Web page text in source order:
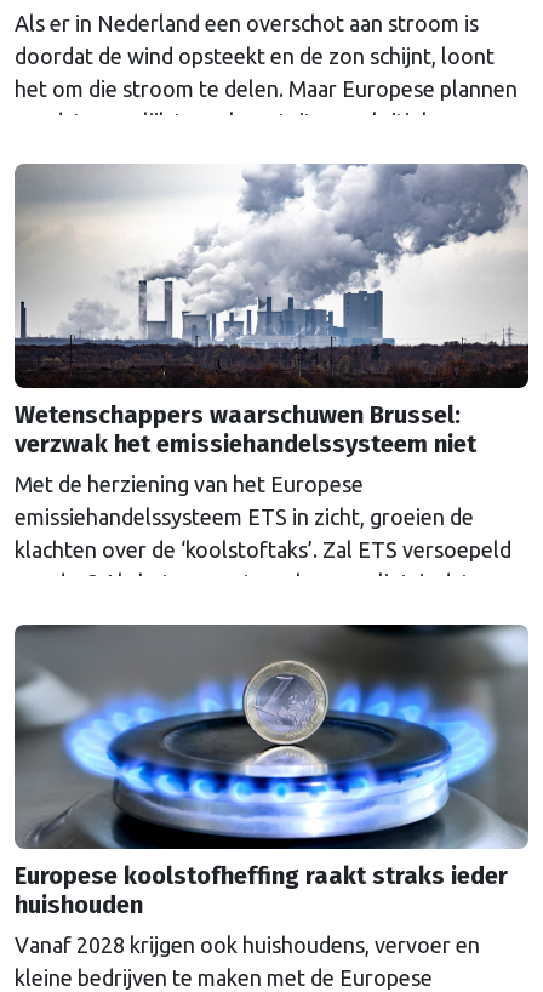
Als er in Nederland een overschot aan stroom is
doordat de wind opsteekt en de zon schijnt, loont
het om die stroom te delen. Maar Europese plannen
om dat mogelijk te maken stuiten op kritiek.
Wetenschappers waarschuwen Brussel:
verzwak het emissiehandelssysteem niet
Met de herziening van het Europese
emissiehandelssysteem ETS in zicht, groeien de
klachten over de ‘koolstoftaks’. Zal ETS versoepeld
worden? Als het aan wetenschappers ligt, is dat een
Europese koolstofheffing raakt straks ieder
huishouden
Vanaf 2028 krijgen ook huishoudens, vervoer en
kleine bedrijven te maken met de Europese